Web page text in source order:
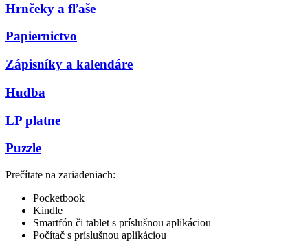
Hrnčeky a fľaše
Papiernictvo
Zápisníky a kalendáre
Hudba
LP platne
Puzzle
Prečítate na zariadeniach:
Pocketbook
Kindle
Smartfón či tablet s príslušnou aplikáciou
Počítač s príslušnou aplikáciou